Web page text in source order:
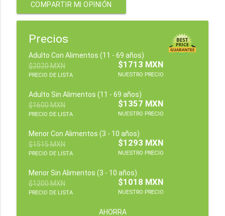
COMPARTIR MI OPINIÓN
Precios
Adulto Con Alimentos (11 - 69 años)
$2020 MXN
PRECIO DE LISTA
$1713 MXN
NUESTRO PRECIO
Adulto Sin Alimentos (11 - 69 años)
$1600 MXN
PRECIO DE LISTA
$1357 MXN
NUESTRO PRECIO
Menor Con Alimentos (3 - 10 años)
$1515 MXN
PRECIO DE LISTA
$1293 MXN
NUESTRO PRECIO
Menor Sin Alimentos (3 - 10 años)
$1200 MXN
PRECIO DE LISTA
$1018 MXN
NUESTRO PRECIO
AHORRA